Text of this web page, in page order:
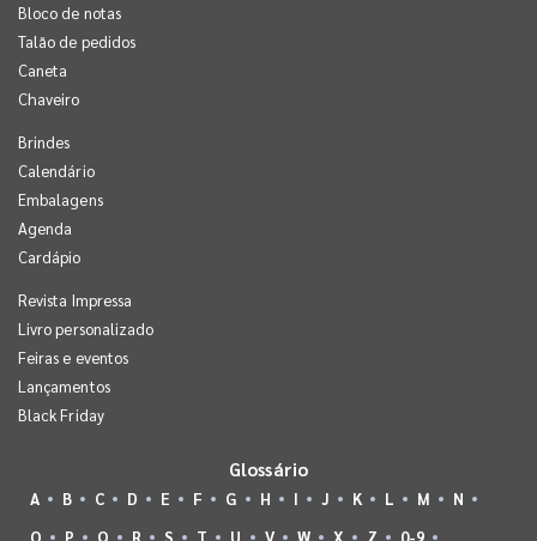
Bloco de notas
Talão de pedidos
Caneta
Chaveiro
Brindes
Calendário
Embalagens
Agenda
Cardápio
Revista Impressa
Livro personalizado
Feiras e eventos
Lançamentos
Black Friday
Glossário
A B C D E F G H I J K L M
N
O
P Q R S T U V W X Z 0-9